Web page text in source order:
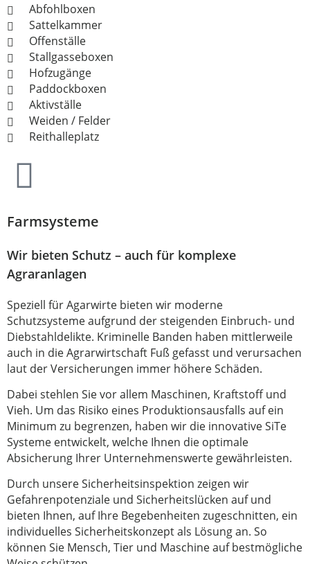
Abfohlboxen
Sattelkammer
Offenställe
Stallgasseboxen
Hofzugänge
Paddockboxen
Aktivställe
Weiden / Felder
Reithalleplatz
Farmsysteme
Wir bieten Schutz – auch für komplexe
Agraranlagen
Speziell für Agarwirte bieten wir moderne
Schutzsysteme aufgrund der steigenden Einbruch- und
Diebstahldelikte. Kriminelle Banden haben mittlerweile
auch in die Agrarwirtschaft Fuß gefasst und verursachen
laut der Versicherungen immer höhere Schäden.
Dabei stehlen Sie vor allem Maschinen, Kraftstoff und
Vieh. Um das Risiko eines Produktionsausfalls auf ein
Minimum zu begrenzen, haben wir die innovative SiTe
Systeme entwickelt, welche Ihnen die optimale
Absicherung Ihrer Unternehmenswerte gewährleisten.
Durch unsere Sicherheitsinspektion zeigen wir
Gefahrenpotenziale und Sicherheitslücken auf und
bieten Ihnen, auf Ihre Begebenheiten zugeschnitten, ein
individuelles Sicherheitskonzept als Lösung an. So
können Sie Mensch, Tier und Maschine auf bestmögliche